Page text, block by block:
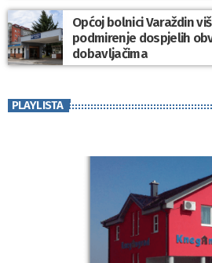
Općoj bolnici Varaždin
podmirenje dospjelih
dobavljačima
PLAYLISTA